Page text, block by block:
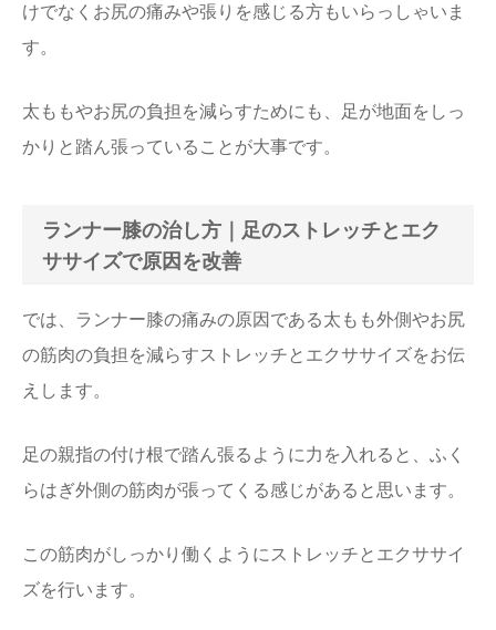
けでなくお尻の痛みや張りを感じる方もいらっしゃいま
す。
太ももやお尻の負担を減らすためにも、足が地面をしっ
かりと踏ん張っていることが大事です。
ランナー膝の治し方｜足のストレッチとエク
ササイズで原因を改善
では、ランナー膝の痛みの原因である太もも外側やお尻
の筋肉の負担を減らすストレッチとエクササイズをお伝
えします。
足の親指の付け根で踏ん張るように力を入れると、ふく
らはぎ外側の筋肉が張ってくる感じがあると思います。
この筋肉がしっかり働くようにストレッチとエクササイ
ズを行います。